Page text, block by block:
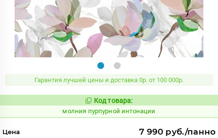
Гарантия лучшей цены и доставка 0р. от 100 000р.
Код:
1009408
Код товара:
молния пурпурной интонации
Цена 7 990 руб./панно